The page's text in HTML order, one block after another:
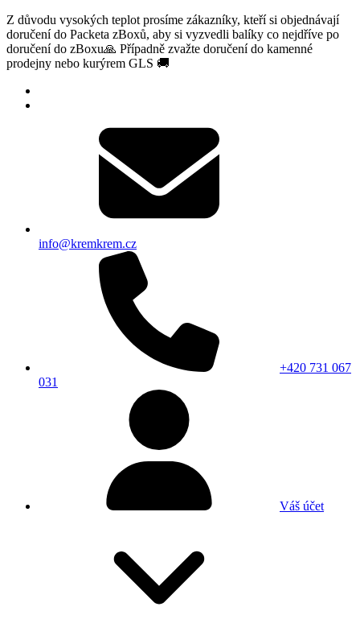
Z důvodu vysokých teplot prosíme zákazníky, kteří si objednávají
doručení do Packeta zBoxů, aby si vyzvedli balíky co nejdříve po
doručení do zBoxu🙏 Případně zvažte doručení do kamenné
prodejny nebo kurýrem GLS 🚚
info@kremkrem.cz
+420 731 067
031
Váš účet